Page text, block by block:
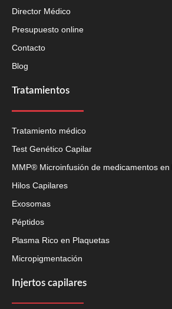
Director Médico
Presupuesto online
Contacto
Blog
Tratamientos
Tratamiento médico
Test Genético Capilar
MMP® Microinfusión de medicamentos en
Hilos Capilares
Exosomas
Péptidos
Plasma Rico en Plaquetas
Micropigmentación
Injertos capilares